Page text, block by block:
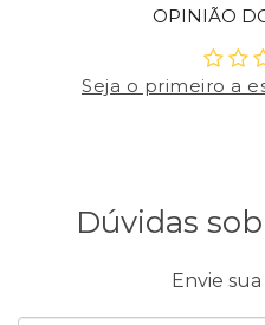
OPINIÃO
Seja o primeiro a
Dúvidas
Envie